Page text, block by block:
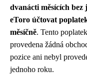
dvanácti měsících
eToro účtovat
měsíčně. Tento
provedena žádná
pozice ani nebyl
jednoho roku.